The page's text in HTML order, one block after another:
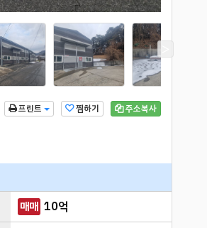
주소복사
찜하기
프린트
매매 10억